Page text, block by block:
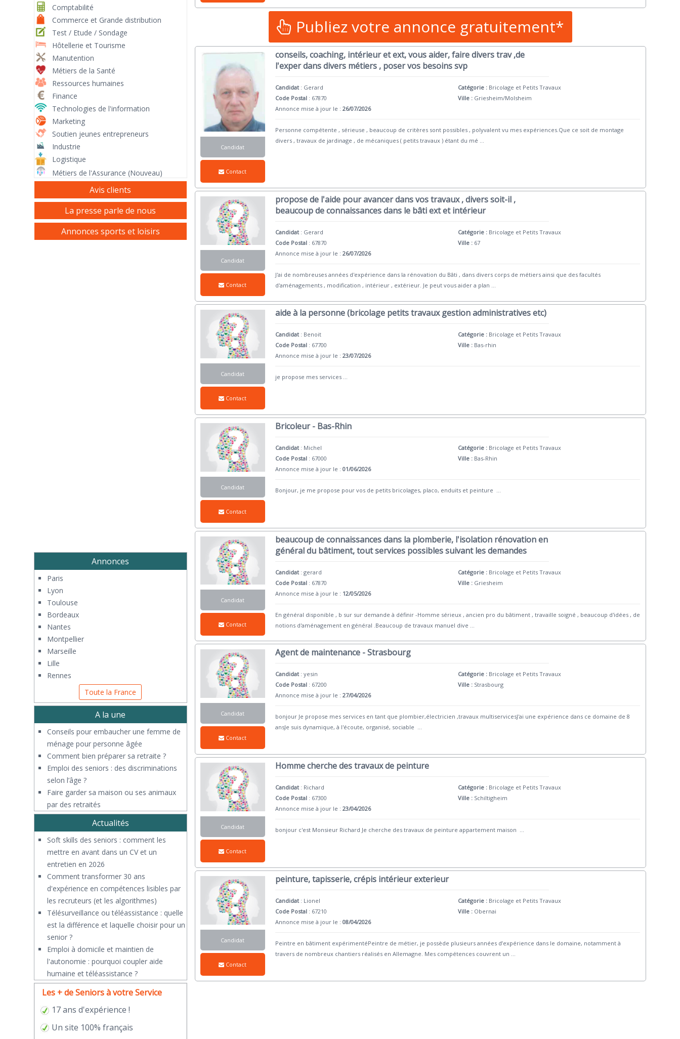
Publiez votre annonce gratuitement*
Candidat
Contact
conseils, coaching, intérieur et ext, vous aider, faire divers trav ,de
l'exper dans divers métiers , poser vos besoins svp
Candidat : Gerard
Code Postal : 67870
Annonce mise à jour le :26/07/2026
Catégorie : Bricolage et Petits Travaux
Ville : Griesheim/Molsheim
Personne compétente , sérieuse , beaucoup de critères sont possibles , polyvalent vu mes expériences.Que ce soit de montage
divers , travaux de jardinage , de mécaniques ( petits travaux ) étant du mé
Candidat
Contact
propose de l'aide pour avancer dans vos travaux , divers soit-il ,
beaucoup de connaissances dans le bâti ext et intérieur
Candidat : Gerard
Code Postal : 67870
Annonce mise à jour le :26/07/2026
Catégorie : Bricolage et Petits Travaux
Ville : 67
J'ai de nombreuses années d'expérience dans la rénovation du Bâti , dans divers corps de métiers ainsi que des facultés
d'aménagements , modification , intérieur , extérieur. Je peut vous aider a plan ...
Candidat
Contact
aide à la personne (bricolage petits travaux gestion administratives etc)
Candidat : Benoit
Code Postal : 67700
Annonce mise à jour le :23/07/2026
Catégorie : Bricolage et Petits Travaux
Ville : Bas-rhin
je propose mes services
Candidat
Contact
Bricoleur - Bas-Rhin
Candidat : Michel
Code Postal : 67000
Annonce mise à jour le :01/06/2026
Catégorie : Bricolage et Petits Travaux
Ville : Bas-Rhin
Bonjour, je me propose pour vos de petits bricolages, placo, enduits et peinture
Candidat
Contact
beaucoup de connaissances dans la plomberie, l'isolation rénovation en
général du bâtiment, tout services possibles suivant les demandes
Candidat :gerard
Code Postal : 67870
Annonce mise à jour le : 12/05/2026
Catégorie : Bricolage et Petits Travaux
Ville : Griesheim
En général disponible , b sur sur demande à définir -Homme sérieux , ancien pro du bâtiment , travaille soigné , beaucoup d'idées , de
notions d'aménagement en général .Beaucoup de travaux manuel dive
Candidat
Contact
Agent de maintenance - Strasbourg
Candidat :yesin
Code Postal : 67200
Annonce mise à jour le :27/04/2026
Catégorie : Bricolage et Petits Travaux
Ville : Strasbourg
bonjour Je propose mes services en tant que plombier,électricien ,travaux multiservicesJ'ai une expérience dans ce domaine de 8
ansJe suis dynamique, à l'écoute, organisé, sociable ...
Candidat
Contact
Homme cherche des travaux de peinture
Candidat : Richard
Code Postal : 67300
Annonce mise à jour le :23/04/2026
Catégorie : Bricolage et Petits Travaux
Ville : Schiltigheim
bonjour c'est Monsieur Richard Je cherche des travaux de peinture appartement maison ...
Candidat
Contact
peinture, tapisserie, crépis intérieur exterieur
Candidat : Lionel
Code Postal : 67210
Annonce mise à jour le :08/04/2026
Catégorie : Bricolage et Petits Travaux
Ville : Obernai
Peintre en bâtiment expérimentéPeintre de métier, je possède plusieurs années d’expérience dans le domaine, notamment à
travers de nombreux chantiers réalisés en Allemagne. Mes compétences couvrent un
Comptabilité
Commerce et Grande distribution
Test / Etude / Sondage
Hôtellerie et Tourisme
Manutention
Métiers de la Santé
Ressources humaines
Finance
Technologies de l'information
Marketing
Soutien jeunes entrepreneurs
Industrie
Logistique
Métiers de l'Assurance (Nouveau)
Avis clients
La presse parle de nous
Annonces sports et loisirs
Annonces
Paris
Lyon
Toulouse
Bordeaux
Nantes
Montpellier
Marseille
Lille
Rennes
Toute la France
A la une
Conseils pour embaucher une femme de
ménage pour personne âgée
Comment bien préparer sa retraite ?
Emploi des seniors : des discriminations
selon l’âge ?
Faire garder sa maison ou ses animaux
par des retraités
Actualités
Soft skills des seniors : comment les
mettre en avant dans un CV et un
entretien en 2026
Comment transformer 30 ans
d'expérience en compétences lisibles par
les recruteurs (et les algorithmes)
Télésurveillance ou téléassistance : quelle
est la différence et laquelle choisir pour un
senior ?
​Emploi à domicile et maintien de
l'autonomie : pourquoi coupler aide
humaine et téléassistance ?
Les + de Seniors à votre Service
17 ans d'expérience !
Un site 100% français